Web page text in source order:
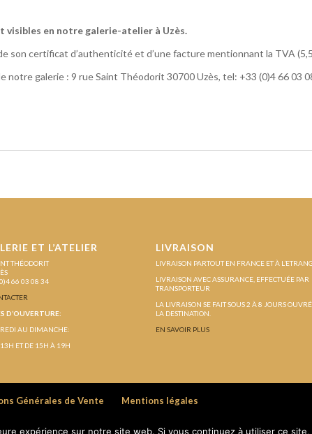
visibles en notre galerie-atelier à Uzès.
son certificat d’authenticité et d’une facture mentionnant la TVA
notre galerie : 9 rue Saint Théodorit 30700 Uzès, tel: +33 (0)4 66 03
ET L’ATELIER
THÉODORIT
66 03 08 34
D’OUVERTURE:
AU DIMANCHE:
ET DE 15H À 19H
LIVRAISON
LIVRAISON PARTOUT EN FRANCE ET À
LIVRAISON AVEC ASSURANCE, EFFECTUÉE PAR
TRANSPORTEUR
LA LIVRAISON SE FAIT SOUS 2 À 8 JOURS
LA DESTINATION.
EN SAVOIR PLUS
Générales de Vente Mentions légales
expérience sur notre site web. Si vous continuez à utiliser ce